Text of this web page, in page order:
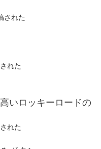
された
れた
いロッキーロードの
れた